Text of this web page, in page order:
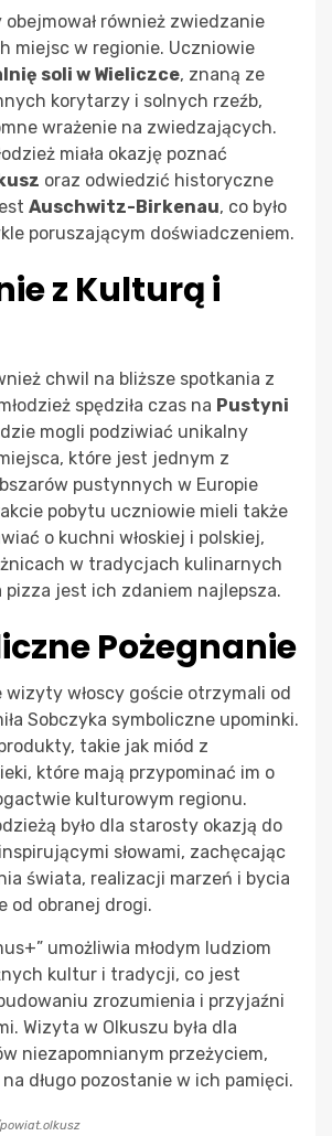
również zwiedzanie
miejsc w regionie. Uczniowie
soli w Wieliczce, znaną ze
korytarzy i solnych rzeźb,
wrażenie na zwiedzających.
miała okazję poznać
oraz odwiedzić historyczne
Auschwitz-Birkenau, co było
poruszającym doświadczeniem.
z Kulturą i
chwil na bliższe spotkania z
spędziła czas na Pustyni
mogli podziwiać unikalny
które jest jednym z
pustynnych w Europie
pobytu uczniowie mieli także
o kuchni włoskiej i polskiej,
w tradycjach kulinarnych
pizza jest ich zdaniem najlepsza.
Pożegnanie
wizyty włoscy goście otrzymali od
Sobczyka symboliczne upominki.
takie jak miód z
które mają przypominać im o
kulturowym regionu.
było dla starosty okazją do
słowami, zachęcając
świata, realizacji marzeń i bycia
od obranej drogi.
umożliwia młodym ludziom
kultur i tradycji, co jest
zrozumienia i przyjaźni
Wizyta w Olkuszu była dla
niezapomnianym przeżyciem,
długo pozostanie w ich pamięci.